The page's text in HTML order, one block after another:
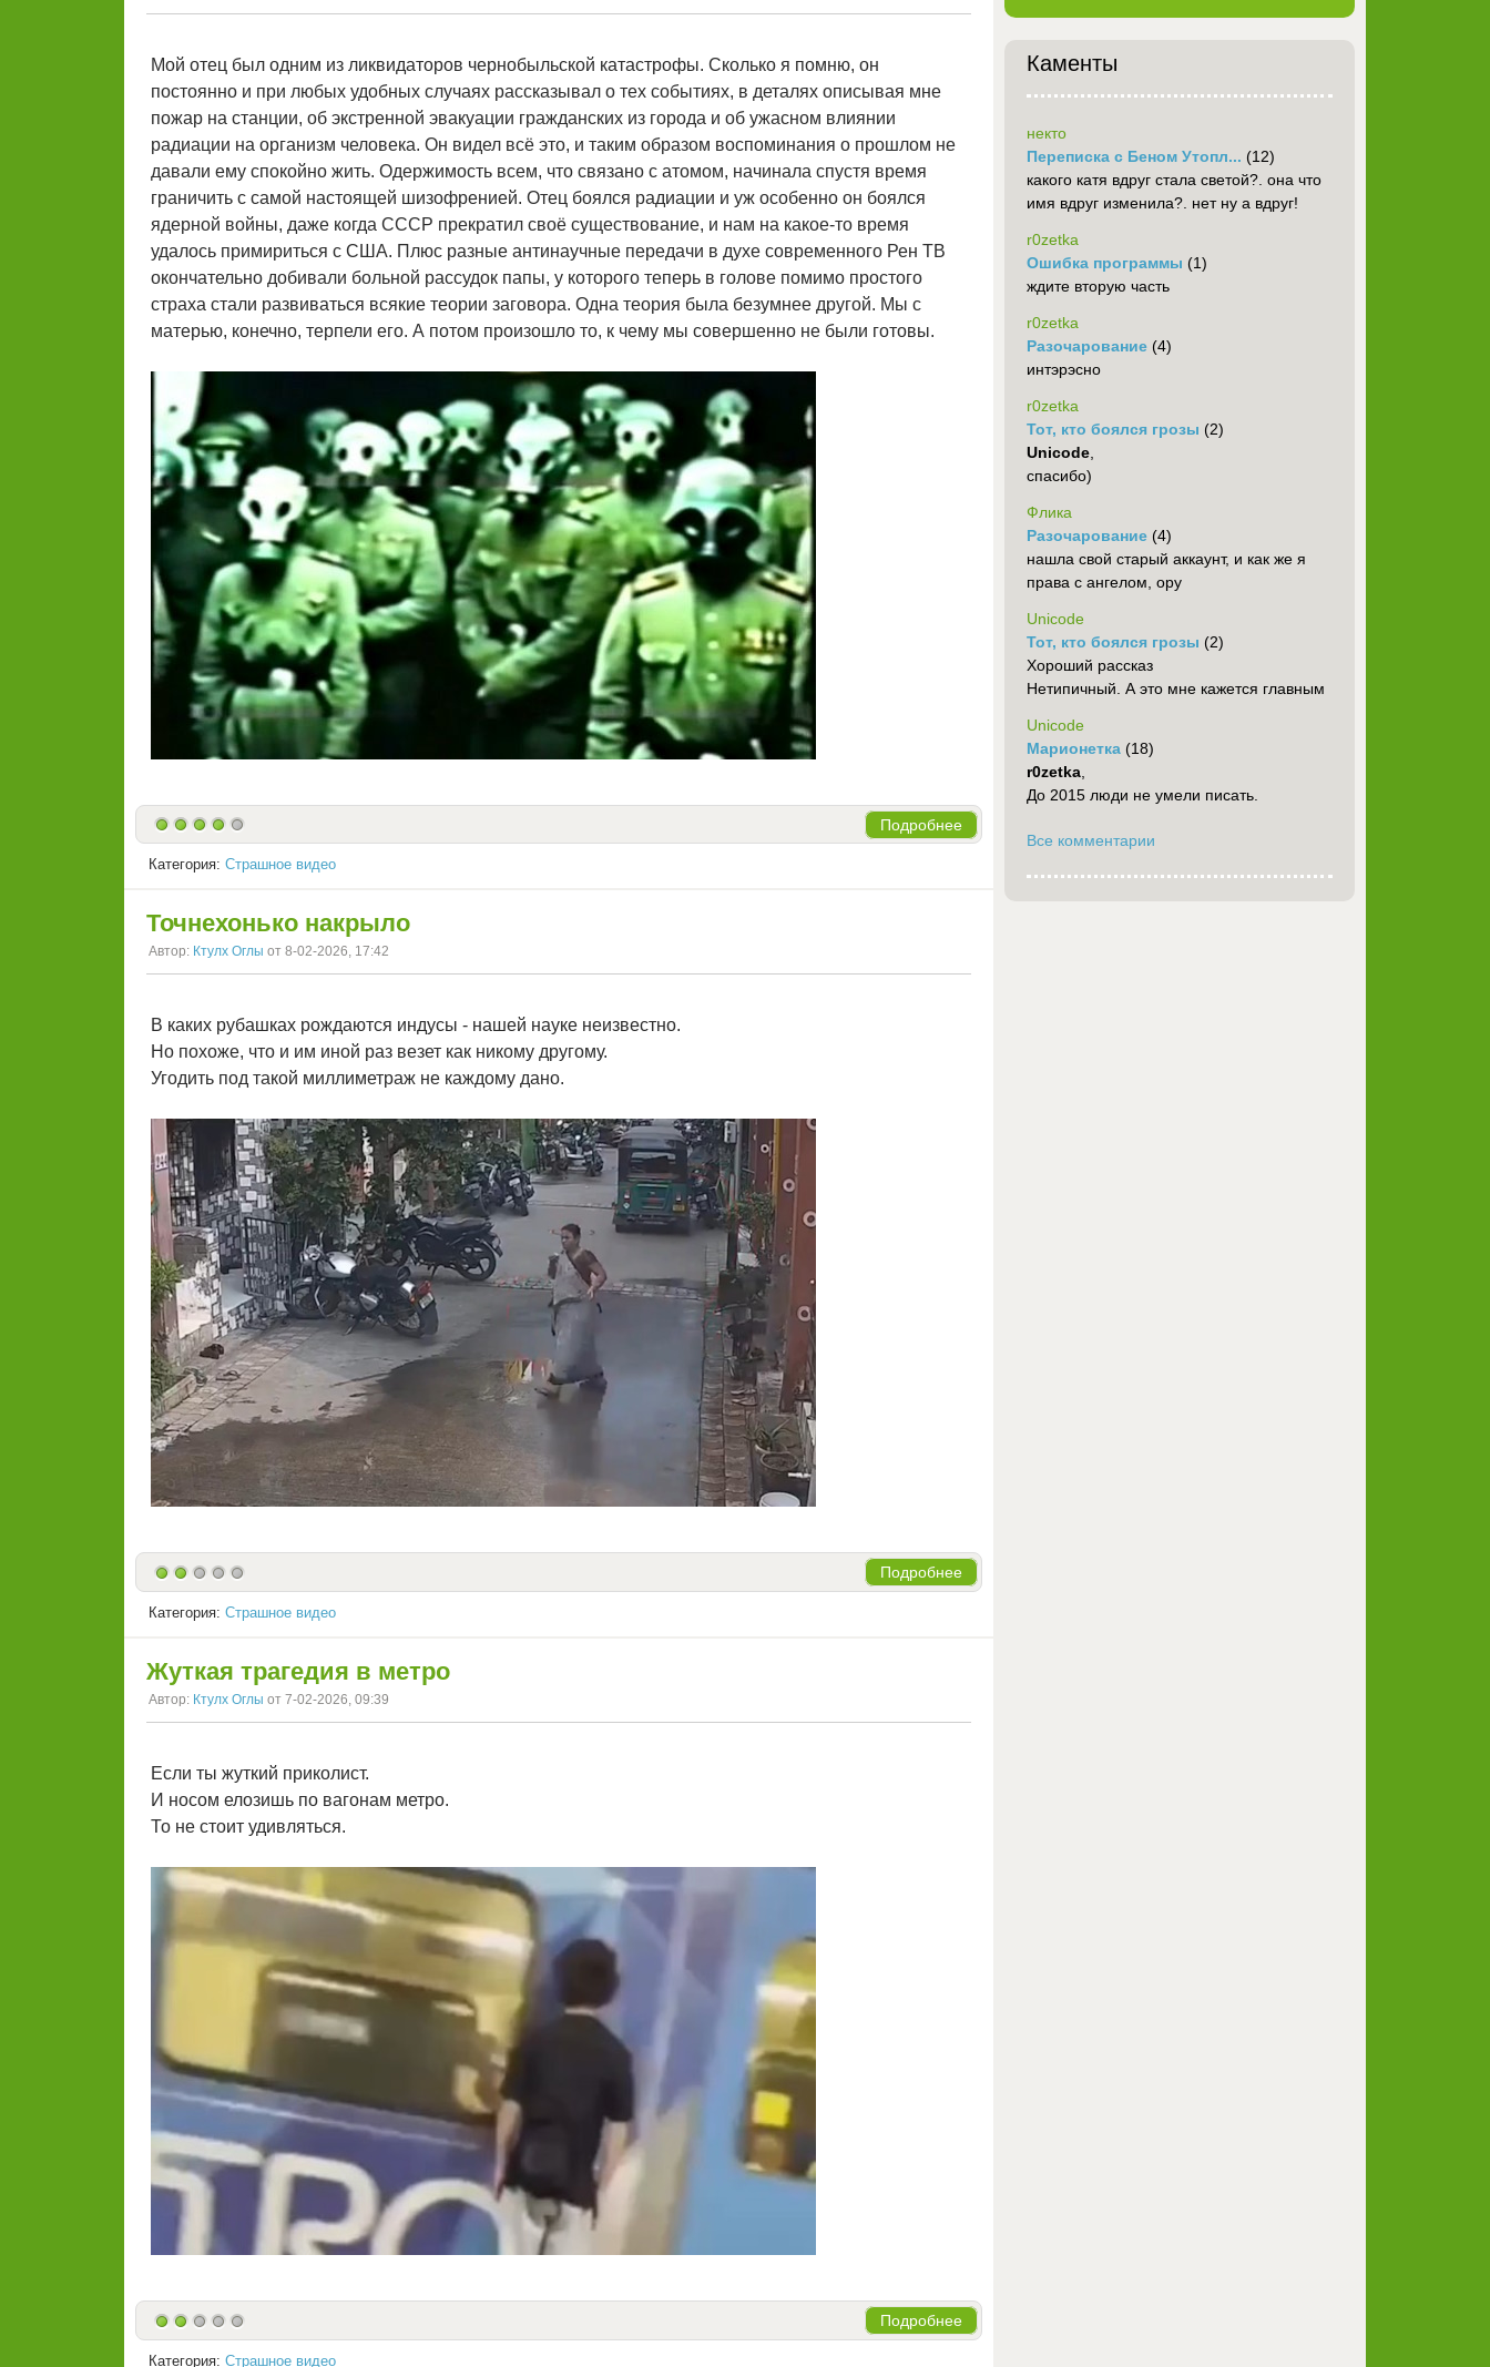
Мой отец был одним из ликвидаторов чернобыльской катастрофы. Сколько я помню, он
постоянно и при любых удобных случаях рассказывал о тех событиях, в деталях описывая мне
пожар на станции, об экстренной эвакуации гражданских из города и об ужасном влиянии
радиации на организм человека. Он видел всё это, и таким образом воспоминания о прошлом не
давали ему спокойно жить. Одержимость всем, что связано с атомом, начинала спустя время
граничить с самой настоящей шизофренией. Отец боялся радиации и уж особенно он боялся
ядерной войны, даже когда СССР прекратил своё существование, и нам на какое-то время
удалось примириться с США. Плюс разные антинаучные передачи в духе современного Рен ТВ
окончательно добивали больной рассудок папы, у которого теперь в голове помимо простого
страха стали развиваться всякие теории заговора. Одна теория была безумнее другой. Мы с
матерью, конечно, терпели его. А потом произошло то, к чему мы совершенно не были готовы.
Подробнее
Категория: Страшное видео
Точнехонько накрыло
Автор: Ктулх Оглы от 8-02-2026, 17:42
В каких рубашках рождаются индусы - нашей науке неизвестно.
Но похоже, что и им иной раз везет как никому другому.
Угодить под такой миллиметраж не каждому дано.
Подробнее
Категория: Страшное видео
Жуткая трагедия в метро
Автор: Ктулх Оглы от 7-02-2026, 09:39
Если ты жуткий приколист.
И носом елозишь по вагонам метро.
То не стоит удивляться.
Подробнее
Категория: Страшное видео
Каменты
некто
Переписка с Беном Утопл... (12)
какого катя вдруг стала светой?. она что
имя вдруг изменила?. нет ну а вдруг!
r0zetka
Ошибка программы (1)
ждите вторую часть
r0zetka
Разочарование (4)
интэрэсно
r0zetka
Тот, кто боялся грозы (2)
Unicode
спасибо)
Флика
Разочарование (4)
нашла свой старый аккаунт, и как же я
права с ангелом, ору
Unicode
Тот, кто боялся грозы (2)
Хороший рассказ
Нетипичный. А это мне кажется главным
Unicode
Марионетка (18)
r0zetka
До 2015 люди не умели писать.
Все комментарии